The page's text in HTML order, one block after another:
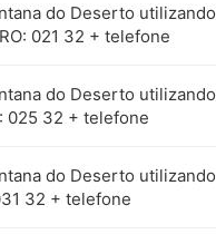
do Deserto
021 32 + telefone
do Deserto
025 32 + telefone
do Deserto
32 + telefone